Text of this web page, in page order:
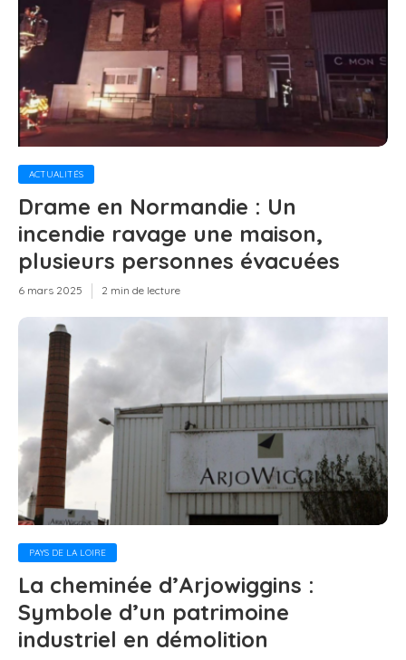
ACTUALITÉS
Drame en Normandie : Un
incendie ravage une maison,
plusieurs personnes évacuées
6 mars 2025 2 min de lecture
PAYS DE LA LOIRE
La cheminée d’Arjowiggins :
Symbole d’un patrimoine
industriel en démolition